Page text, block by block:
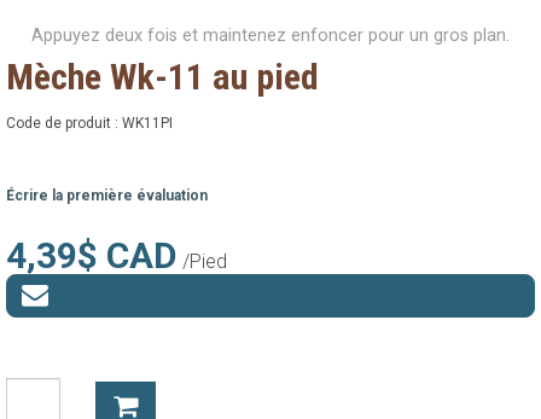
Appuyez deux fois et maintenez enfoncer pour un gros plan.
Mèche Wk-11 au pied
Code de produit : WK11PI
Écrire la première évaluation
4,39$ CAD /Pied